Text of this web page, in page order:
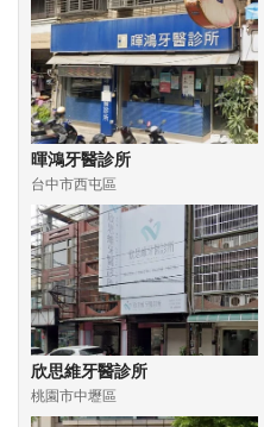
暉鴻牙醫診所
台中市西屯區
欣思維牙醫診所
桃園市中壢區